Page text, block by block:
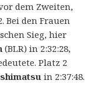
dem Zweiten,
Bei den Frauen
Sieg, hier
(BLR) in 2:32:28,
Platz 2
in 2:37:48.